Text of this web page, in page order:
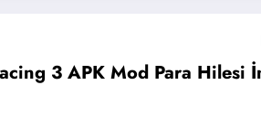
3 APK Mod Para Hilesi